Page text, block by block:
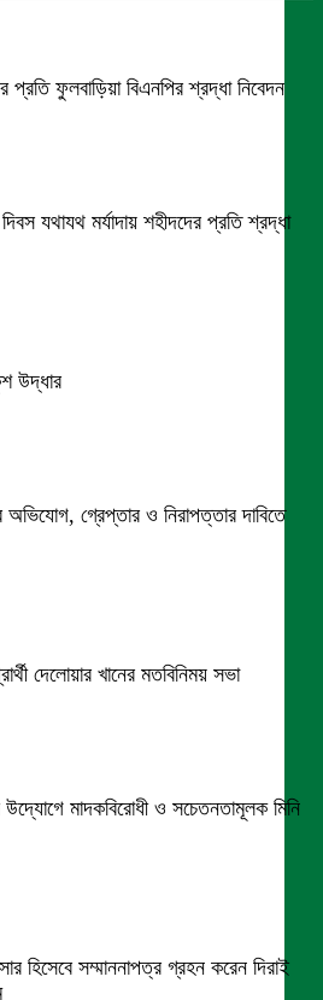
ফুলবাড়িয়া বিএনপির শ্রদ্ধা নিবেদন
যথাযথ মর্যাদায় শহীদদের প্রতি শ্রদ্ধা
উদ্ধার
অভিযোগ, গ্রেপ্তার ও নিরাপত্তার দাবিতে
দেলোয়ার খানের মতবিনিময় সভা
উদ্যোগে মাদকবিরোধী ও সচেতনতামূলক মিনি
হিসেবে সম্মাননাপত্র গ্রহন করেন দিরাই